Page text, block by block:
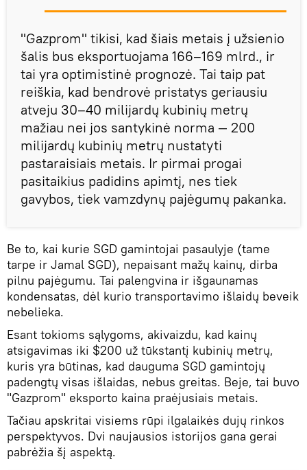
"Gazprom" tikisi, kad šiais metais į užsienio
šalis bus eksportuojama 166–169 mlrd., ir
tai yra optimistinė prognozė. Tai taip pat
reiškia, kad bendrovė pristatys geriausiu
atveju 30–40 milijardų kubinių metrų
mažiau nei jos santykinė norma — 200
milijardų kubinių metrų nustatyti
pastaraisiais metais. Ir pirmai progai
pasitaikius padidins apimtį, nes tiek
gavybos, tiek vamzdynų pajėgumų pakanka.
Be to, kai kurie SGD gamintojai pasaulyje (tame
tarpe ir Jamal SGD), nepaisant mažų kainų, dirba
pilnu pajėgumu. Tai palengvina ir išgaunamas
kondensatas, dėl kurio transportavimo išlaidų beveik
nebelieka.
Esant tokioms sąlygoms, akivaizdu, kad kainų
atsigavimas iki $200 už tūkstantį kubinių metrų,
kuris yra būtinas, kad dauguma SGD gamintojų
padengtų visas išlaidas, nebus greitas. Beje, tai buvo
"Gazprom" eksporto kaina praėjusiais metais.
Tačiau apskritai visiems rūpi ilgalaikės dujų rinkos
perspektyvos. Dvi naujausios istorijos gana gerai
pabrėžia šį aspektą.